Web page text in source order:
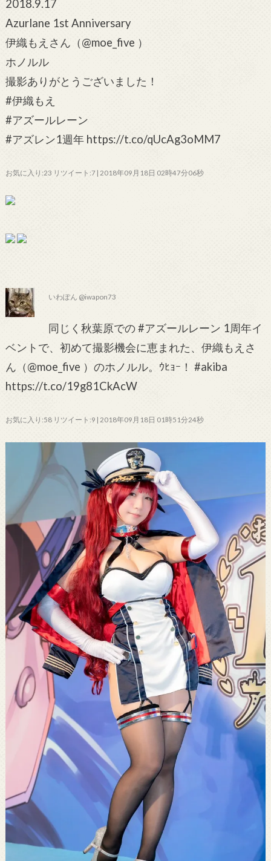
2018.9.17
Azurlane 1st Anniversary
伊織もえさん（@moe_five ）
ホノルル
撮影ありがとうございました！
#伊織もえ
#アズールレーン
#アズレン1週年 https://t.co/qUcAg3oMM7
お気に入り:23 リツイート:7 | 2018年09月18日 02時47分06秒
いわぽん @iwapon73
同じく秋葉原での #アズールレーン 1周年イ
ベントで、初めて撮影機会に恵まれた、伊織もえさ
ん（@moe_five ）のホノルル。ｳﾋｮｰ！ #akiba
https://t.co/19g81CkAcW
お気に入り:58 リツイート:9 | 2018年09月18日 01時51分24秒